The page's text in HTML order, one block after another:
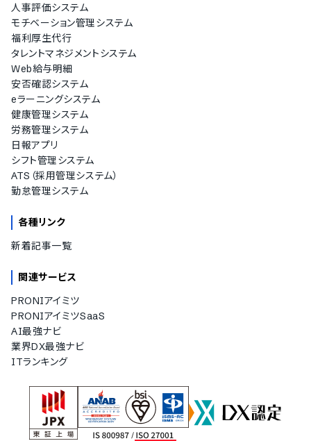
人事評価システム
モチベーション管理システム
福利厚生代行
タレントマネジメントシステム
Web給与明細
安否確認システム
eラーニングシステム
健康管理システム
労務管理システム
日報アプリ
シフト管理システム
ATS（採用管理システム）
勤怠管理システム
各種リンク
新着記事一覧
関連サービス
PRONIアイミツ
PRONIアイミツSaaS
AI最強ナビ
業界DX最強ナビ
ITランキング